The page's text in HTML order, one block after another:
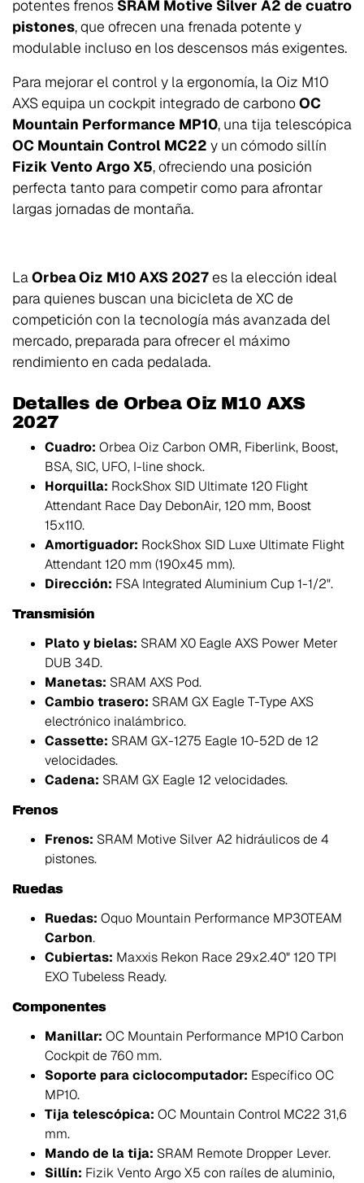
potentes frenos SRAM Motive Silver A2 de cuatro
pistones, que ofrecen una frenada potente y
modulable incluso en los descensos más exigentes.
Para mejorar el control y la ergonomía, la Oiz M10
AXS equipa un cockpit integrado de carbonoOC
Mountain Performance MP10, una tija telescópica
OC Mountain Control MC22 y un cómodo sillín
Fizik Vento Argo X5, ofreciendo una posición
perfecta tanto para competir como para afrontar
largas jornadas de montaña.
LaOrbea Oiz M10 AXS 2027es la elección ideal
para quienes buscan una bicicleta de XC de
competición con la tecnología más avanzada del
mercado, preparada para ofrecer el máximo
rendimiento en cada pedalada.
Detalles de Orbea Oiz M10 AXS
2027
Cuadro: Orbea Oiz Carbon OMR, Fiberlink, Boost,
BSA, SIC, UFO, I-line shock.
Horquilla: RockShox SID Ultimate 120 Flight
Attendant Race Day DebonAir, 120 mm, Boost
15x110.
Amortiguador: RockShox SID Luxe Ultimate Flight
Attendant 120 mm (190x45 mm).
Dirección: FSA Integrated Aluminium Cup 1-1/2".
Transmisión
Plato y bielas: SRAM X0 Eagle AXS Power Meter
DUB 34D.
Manetas: SRAM AXS Pod.
Cambio trasero: SRAM GX Eagle T-Type AXS
electrónico inalámbrico.
Cassette: SRAM GX-1275 Eagle 10-52D de 12
velocidades.
Cadena: SRAM GX Eagle 12 velocidades.
Frenos
Frenos: SRAM Motive Silver A2 hidráulicos de 4
pistones.
Ruedas
Ruedas: Oquo Mountain Performance MP30TEAM
Carbon.
Cubiertas: Maxxis Rekon Race 29x2.40" 120 TPI
EXO Tubeless Ready.
Componentes
Manillar: OC Mountain Performance MP10 Carbon
Cockpit de 760 mm.
Soporte para ciclocomputador: Específico OC
MP10.
Tija telescópica: OC Mountain Control MC22 31,6
mm.
Mando de la tija: SRAM Remote Dropper Lever.
Sillín: Fizik Vento Argo X5 con raíles de aluminio,